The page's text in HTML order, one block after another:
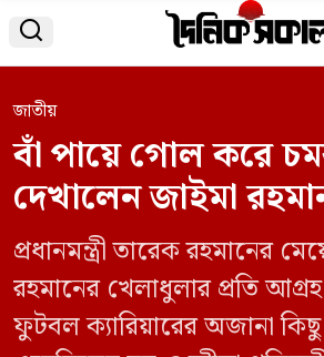

জাতীয়
বাঁ পায়ে গোল করে
দেখালেন জাইমা
প্রধানমন্ত্রী তারেক রহমানের
রহমানের খেলাধুলার প্রতি
ফুটবল ক্যারিয়ারের অজানা